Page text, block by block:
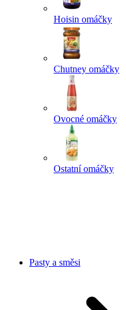
Hoisin omáčky
Chutney omáčky
Ovocné omáčky
Ostatní omáčky
Pasty a směsi